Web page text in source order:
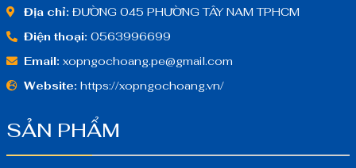
Địa chỉ: ĐƯỜNG 045 PHƯỜNG TÂY NAM TPHCM
Điện thoại: 0563996699
Email: xopngochoang.pe@gmail.com
Website: https://xopngochoang.vn/
SẢN PHẨM